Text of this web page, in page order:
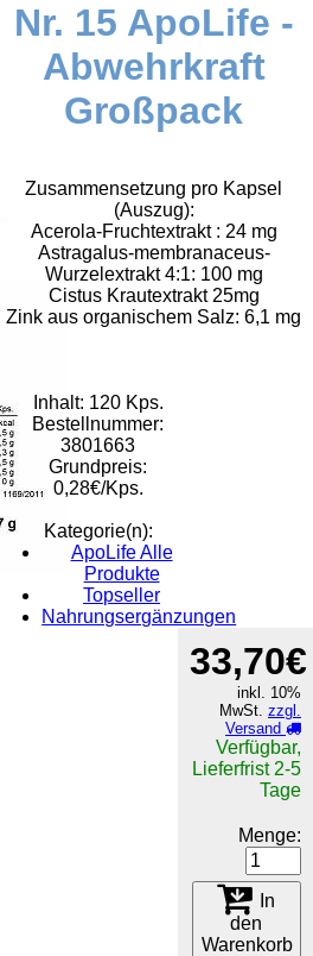
Nr. 15 ApoLife -
Abwehrkraft
Großpack
Zusammensetzung pro Kapsel
(Auszug):
Acerola-Fruchtextrakt : 24 mg
Astragalus-membranaceus-
Wurzelextrakt 4:1: 100 mg
Cistus Krautextrakt 25mg
Zink aus organischem Salz: 6,1 mg
Inhalt: 120 Kps.
Bestellnummer:
3801663
Grundpreis:
0,28€/Kps.
Kategorie(n):
ApoLife Alle
Produkte
Topseller
Nahrungsergänzungen
33,70€
inkl. 10%
MwSt. zzgl.
Versand
Verfügbar,
Lieferfrist 2-5
Tage
Menge:
In
den
Warenkorb